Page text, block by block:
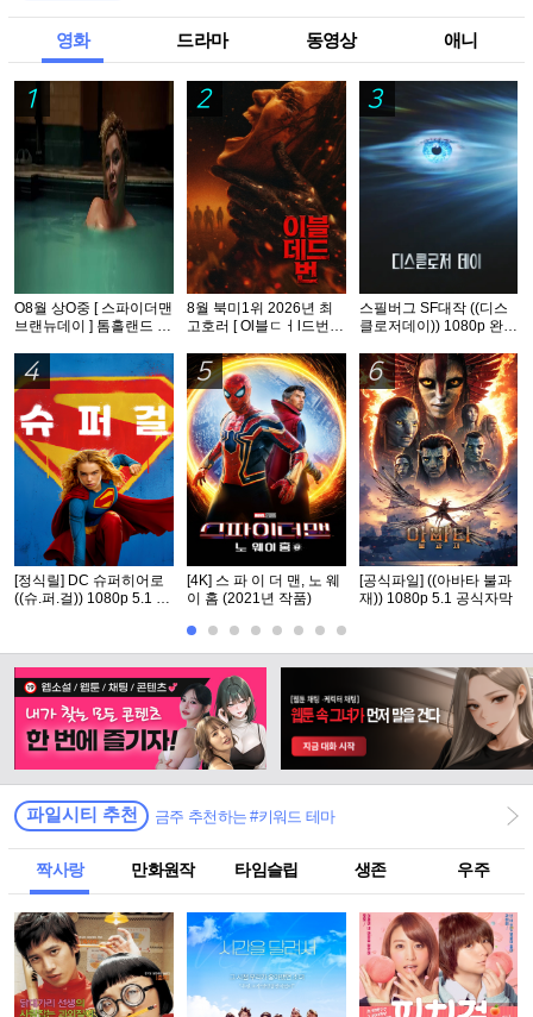
영화 드라마 동영상 애니
1
O8월 상O중 [ 스파이더맨
브랜뉴데이 ] 톰홀랜드 -
5.1
2
8월 북미1위 2026년 최
고호러 [ Ol블ㄷㅓl드번 ]
3
스필버그 SF대작 ((디스
클로저데이)) 1080p 완벽
4
[정식릴] DC 슈퍼히어로
((슈.퍼.걸)) 1080p 5.1 공
5
[4K] 스 파 이 더 맨, 노 웨
이 홈 (2021년 작품)
6
[공식파일] ((아바타 불과
재)) 1080p 5.1 공식자막
파일시티 추천 금주 추천하는 #키워드 테마
짝사랑 만화원작 타임슬립 생존 우주